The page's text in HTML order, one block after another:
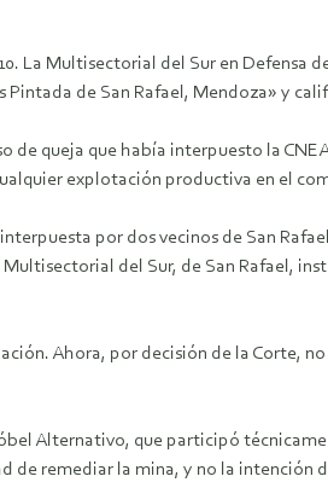
La Multisectorial del Sur en
Pintada de San Rafael, Mendoza» y
de queja que había interpuesto la
explotación productiva en el
por dos vecinos de San
del Sur, de San Rafael,
Ahora, por decisión de la Corte,
Alternativo, que participó
de remediar la mina, y no la intención